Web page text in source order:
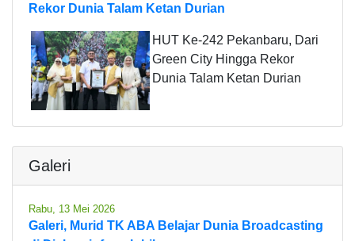
Rekor Dunia Talam Ketan Durian
HUT Ke-242 Pekanbaru, Dari
Green City Hingga Rekor
Dunia Talam Ketan Durian
Galeri
Rabu, 13 Mei 2026
Galeri, Murid TK ABA Belajar Dunia Broadcasting